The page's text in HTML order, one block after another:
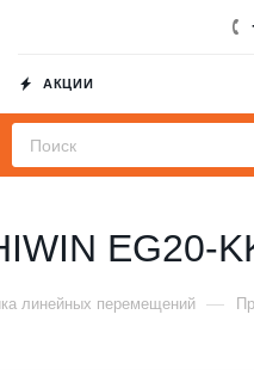
АКЦИИ
EG20-
линейных перемещений —